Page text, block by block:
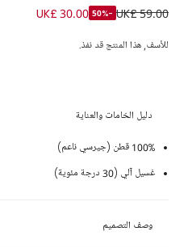
فستان قطن جيرسي لون زهري للبنات
UK£ 59.00
-50%
UK£ 30.00
للأسف, هذا المنتج قد نفذ.
دليل الخامات والعناية
100% قطن (جيرسي ناعم)
غسيل آلي (30 درجة مئوية)
وصف التصميم